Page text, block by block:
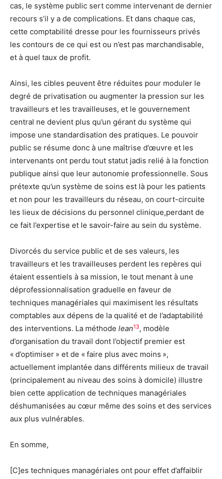
cas, le système public sert comme intervenant de dernier
recours s’il y a de complications. Et dans chaque cas,
cette comptabilité dresse pour les fournisseurs privés
les contours de ce qui est ou n’est pas marchandisable,
et à quel taux de profit.
Ainsi, les cibles peuvent être réduites pour moduler le
degré de privatisation ou augmenter la pression sur les
travailleurs et les travailleuses, et le gouvernement
central ne devient plus qu’un gérant du système qui
impose une standardisation des pratiques. Le pouvoir
public se résume donc à une maîtrise d’œuvre et les
intervenants ont perdu tout statut jadis relié à la fonction
publique ainsi que leur autonomie professionnelle. Sous
prétexte qu’un système de soins est là pour les patients
et non pour les travailleurs du réseau, on court-circuite
les lieux de décisions du personnel clinique,perdant de
ce fait l’expertise et le savoir-faire au sein du système.
Divorcés du service public et de ses valeurs, les
travailleurs et les travailleuses perdent les repères qui
étaient essentiels à sa mission, le tout menant à une
déprofessionnalisation graduelle en faveur de
techniques managériales qui maximisent les résultats
comptables aux dépens de la qualité et de l’adaptabilité
des interventions. La méthode lean13, modèle
d’organisation du travail dont l’objectif premier est
« d’optimiser » et de « faire plus avec moins »,
actuellement implantée dans différents milieux de travail
(principalement au niveau des soins à domicile) illustre
bien cette application de techniques managériales
déshumanisées au cœur même des soins et des services
aux plus vulnérables.
En somme,
[C]es techniques managériales ont pour effet d’affaiblir